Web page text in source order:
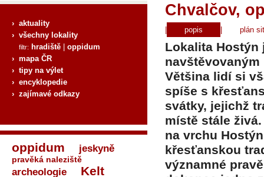
› aktuality
› všechny lokality
filtr: hradiště
oppidum
› mapa ČR
› tipy na výlet
› encyklopedie
› zajímavé odkazy
oppidum jeskyně
pravěká naleziště
archeologie Kelt
Chvalčov,
popis plán
Lokalita Hostýn
navštěvovaným
Většina lidí si
spíše s
svátky, jejichž
místě stále
na vrchu
křesťanskou
významné